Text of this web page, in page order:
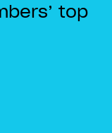
top